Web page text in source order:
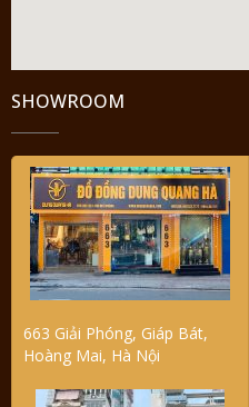
SHOWROOM
663 Giải Phóng, Giáp Bát,
Hoàng Mai, Hà Nội